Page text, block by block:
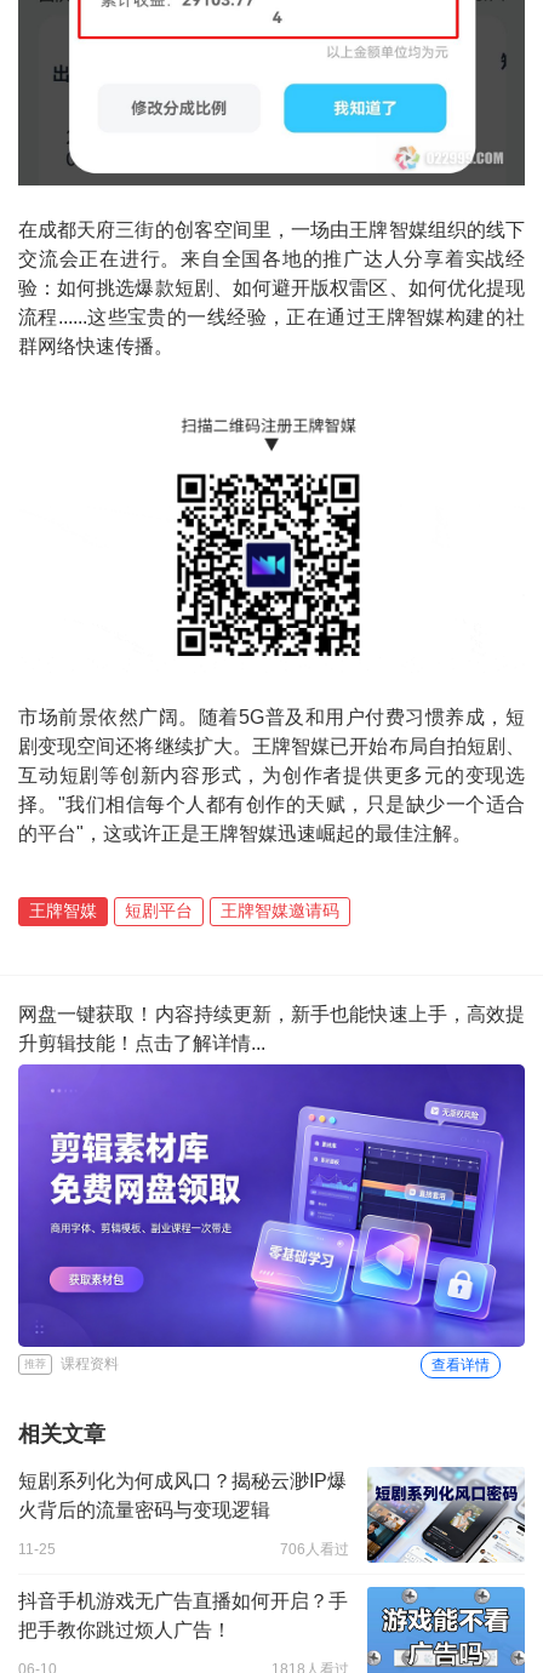
在成都天府三街的创客空间里，一场由王牌智媒组织的线下
交流会正在进行。来自全国各地的推广达人分享着实战经
验：如何挑选爆款短剧、如何避开版权雷区、如何优化提现
流程......这些宝贵的一线经验，正在通过王牌智媒构建的社
群网络快速传播。
市场前景依然广阔。随着5G普及和用户付费习惯养成，短
剧变现空间还将继续扩大。王牌智媒已开始布局自拍短剧、
互动短剧等创新内容形式，为创作者提供更多元的变现选
择。"我们相信每个人都有创作的天赋，只是缺少一个适合
的平台"，这或许正是王牌智媒迅速崛起的最佳注解。
王牌智媒 短剧平台 王牌智媒邀请码
网盘一键获取！内容持续更新，新手也能快速上手，高效提
升剪辑技能！点击了解详情...
推荐 课程资料 查看详情
相关文章
短剧系列化为何成风口？揭秘云渺IP爆
火背后的流量密码与变现逻辑
11-25 706人看过
抖音手机游戏无广告直播如何开启？手
把手教你跳过烦人广告！
06-10 1818人看过